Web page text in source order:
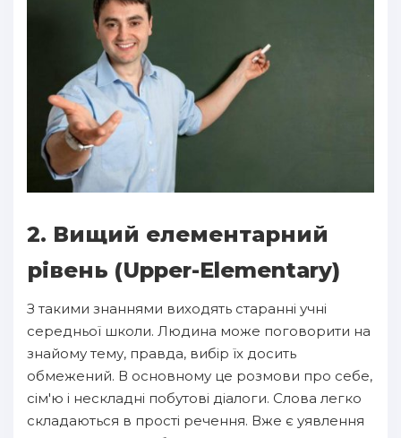
2. Вищий елементарний
рівень (Upper-Elementary)
З такими знаннями виходять старанні учні
середньої школи. Людина може поговорити на
знайому тему, правда, вибір їх досить
обмежений. В основному це розмови про себе,
сім'ю і нескладні побутові діалоги. Слова легко
складаються в прості речення. Вже є уявлення